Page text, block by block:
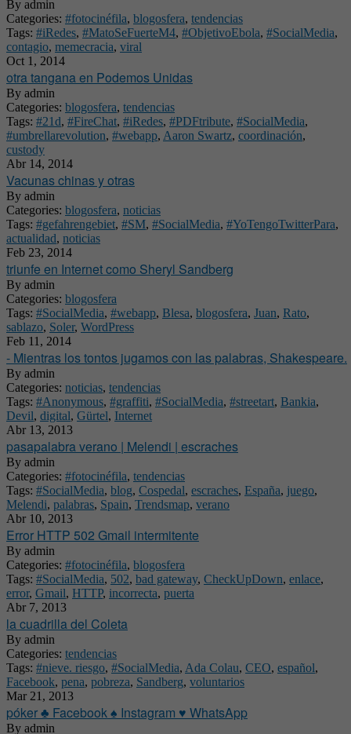
By admin
Categories: #fotocinéfila, blogosfera, tendencias
Tags: #iRedes, #MatoSeFuerteM4, #ObjetivoEbola, #SocialMedia,
contagio, memecracia, viral
Oct 1, 2014
otra tangana en Podemos Unidas
By admin
Categories: blogosfera, tendencias
Tags: #21d, #FireChat, #iRedes, #PDFtribute, #SocialMedia,
#umbrellarevolution, #webapp, Aaron Swartz, coordinación,
custody
Abr 14, 2014
Vacunas chinas y otras
By admin
Categories: blogosfera, noticias
Tags: #gefahrengebiet, #SM, #SocialMedia, #YoTengoTwitterPara,
actualidad, noticias
Feb 23, 2014
triunfe en Internet como Sheryl Sandberg
By admin
Categories: blogosfera
Tags: #SocialMedia, #webapp, Blesa, blogosfera, Juan, Rato,
sablazo, Soler, WordPress
Feb 11, 2014
- Mientras los tontos jugamos con las palabras, Shakespeare.
By admin
Categories: noticias, tendencias
Tags: #Anonymous, #graffiti, #SocialMedia, #streetart, Bankia,
Devil, digital, Gürtel, Internet
Abr 13, 2013
pasapalabra verano | Melendi | escraches
By admin
Categories: #fotocinéfila, tendencias
Tags: #SocialMedia, blog, Cospedal, escraches, España, juego,
Melendi, palabras, Spain, Trendsmap, verano
Abr 10, 2013
Error HTTP 502 Gmail intermitente
By admin
Categories: #fotocinéfila, blogosfera
Tags: #SocialMedia, 502, bad gateway, CheckUpDown, enlace,
error, Gmail, HTTP, incorrecta, puerta
Abr 7, 2013
la cuadrilla del Coleta
By admin
Categories: tendencias
Tags: #nieve. riesgo, #SocialMedia, Ada Colau, CEO, español,
Facebook, pena, pobreza, Sandberg, voluntarios
Mar 21, 2013
póker ♣ Facebook ♠ Instagram ♥ WhatsApp
By admin